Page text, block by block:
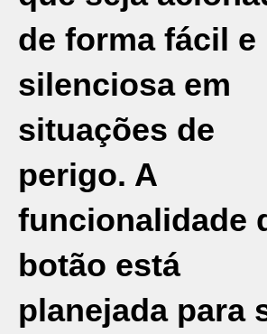
de forma fácil e
silenciosa em
situações de
perigo. A
funcionalidade
botão está
planejada para